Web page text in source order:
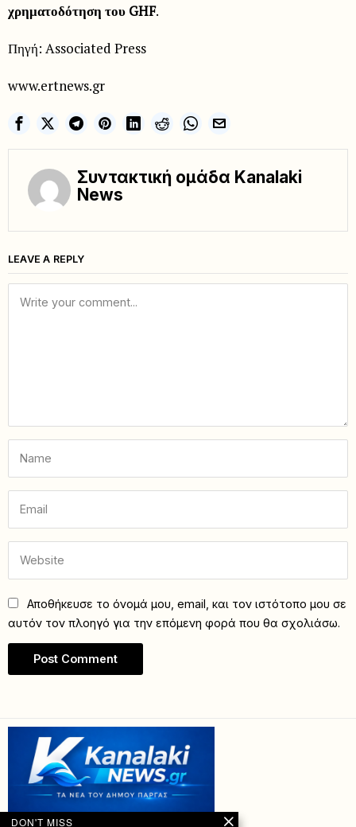
χρηματοδότηση του GHF.
Πηγή: Associated Press
www.ertnews.gr
Συντακτική ομάδα Kanalaki
News
LEAVE A REPLY
Αποθήκευσε το όνομά μου, email, και τον ιστότοπο μου σε
αυτόν τον πλοηγό για την επόμενη φορά που θα σχολιάσω.
DON'T MISS